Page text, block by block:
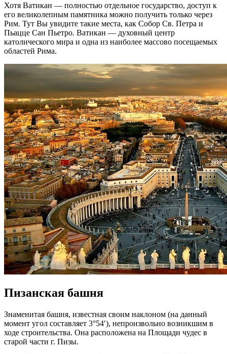
Хотя Ватикан — полностью отдельное государство, доступ к
его великолепным памятника можно получить только через
Рим. Тут Вы увидите такие места, как Собор Св. Петра и
Пьацце Сан Пьетро. Ватикан — духовный центр
католического мира и одна из наиболее массово посещаемых
областей Рима.
Пизанская башня
Знаменитая башня, известная своим наклоном (на данный
момент угол составляет 3°54′), непроизвольно возникшим в
ходе строительства. Она расположена на Площади чудес в
старой части г. Пизы.